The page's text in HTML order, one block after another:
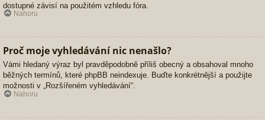
dostupné závisí na použitém vzhledu fóra.
Nahoru
Proč moje vyhledávání nic nenašlo?
Vámi hledaný výraz byl pravděpodobně příliš obecný a obsahoval mnoho
běžných termínů, které phpBB neindexuje. Buďte konkrétnější a použijte
možnosti v „Rozšířeném vyhledávání“.
Nahoru